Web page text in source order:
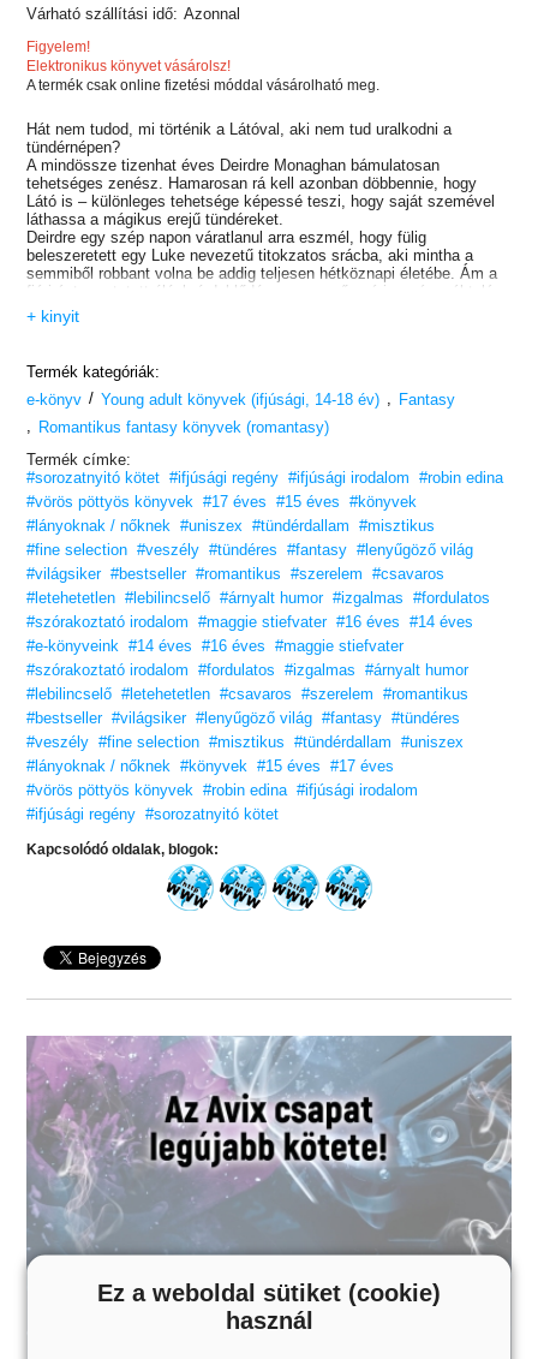
Várható szállítási idő: Azonnal
Figyelem!
Elektronikus könyvet vásárolsz!
A termék csak online fizetési móddal vásárolható meg.
Hát nem tudod, mi történik a Látóval, aki nem tud uralkodni a
tündérnépen?
A mindössze tizenhat éves Deirdre Monaghan bámulatosan
tehetséges zenész. Hamarosan rá kell azonban döbbennie, hogy
Látó is – különleges tehetsége képessé teszi, hogy saját szemével
láthassa a mágikus erejű tündéreket.
Deirdre egy szép napon váratlanul arra eszmél, hogy fülig
beleszeretett egy Luke nevezetű titokzatos srácba, aki mintha a
semmiből robbant volna be addig teljesen hétköznapi életébe. Ám a
fiú iránta mutatott élénk érdeklődése egyszerű nyári románcnál talán
sokkal sötétebb szándékot takar. Amikor felbukkan a színen Aodhan
vészjósló alakja, aki a tündérkirálynő halált hozó parancsát hozza,
érzelmektől fűtött hatalmi játszma kereszttüzében pedig ott áll Dee
mellett komolytalan, ám végletekig hűséges legjobb barátja, James
is.
Bár Deirdre azt kívánta, bárcsak ne várna rá még egy végtelenül
unalmas nyár, talán mégsem egy több száz esztendős
tündérkirálynővel vívott csata volt az, amire igazán vágyott.
+ kinyit
Termék kategóriák:
e-könyv / Young adult könyvek (ifjúsági, 14-18 év) , Fantasy
, Romantikus fantasy könyvek (romantasy)
Termék címke:
#sorozatnyitó kötet #ifjúsági regény #ifjúsági irodalom
#robin edina
#vörös pöttyös könyvek
#17 éves #15 éves
#könyvek
#lányoknak / nőknek
#uniszex #tündérdallam
#misztikus
#fine selection #veszély #tündéres #fantasy #lenyűgöző világ
#világsiker #bestseller #romantikus #szerelem
#csavaros
#letehetetlen #lebilincselő #árnyalt humor #izgalmas
#fordulatos
#szórakoztató irodalom
#maggie stiefvater #16 éves
#14 éves
#e-könyveink
#14 éves #16 éves
#maggie stiefvater
#szórakoztató irodalom
#fordulatos #izgalmas
#árnyalt humor
#lebilincselő #letehetetlen #csavaros #szerelem
#romantikus
#bestseller #világsiker #lenyűgöző világ #fantasy #tündéres
#veszély #fine selection #misztikus #tündérdallam
#uniszex
#lányoknak / nőknek
#könyvek #15 éves
#17 éves
#vörös pöttyös könyvek
#robin edina #ifjúsági irodalom
#ifjúsági regény #sorozatnyitó kötet
Kapcsolódó oldalak, blogok:
Ez a weboldal sütiket (cookie)
használ